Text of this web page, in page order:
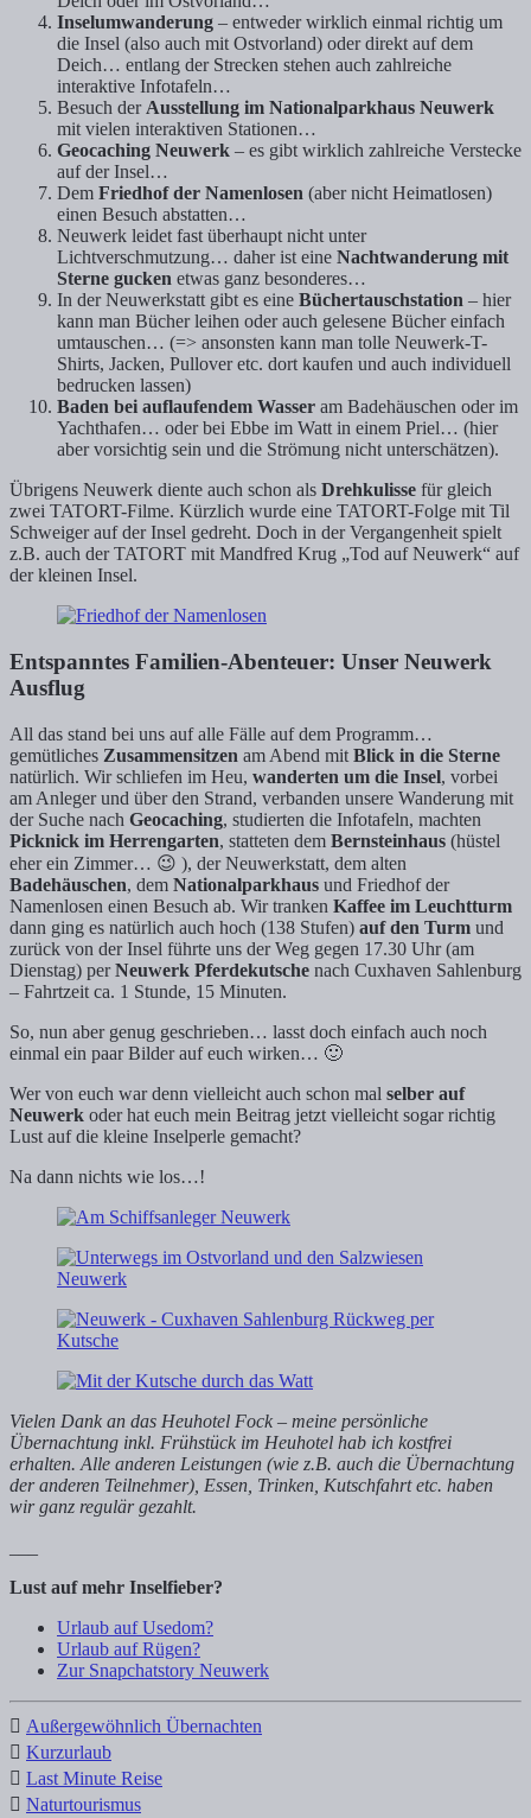
Inselumwanderung – entweder wirklich einmal richtig um
die Insel (also auch mit Ostvorland) oder direkt auf dem
Deich… entlang der Strecken stehen auch zahlreiche
interaktive Infotafeln…
Besuch der Ausstellung im Nationalparkhaus Neuwerk
mit vielen interaktiven Stationen…
Geocaching Neuwerk – es gibt wirklich zahlreiche Verstecke
auf der Insel…
Dem Friedhof der Namenlosen (aber nicht Heimatlosen)
einen Besuch abstatten…
Neuwerk leidet fast überhaupt nicht unter
Lichtverschmutzung… daher ist eine Nachtwanderung mit
Sterne gucken etwas ganz besonderes…
In der Neuwerkstatt gibt es eine Büchertauschstation – hier
kann man Bücher leihen oder auch gelesene Bücher einfach
umtauschen… (=> ansonsten kann man tolle Neuwerk-T-
Shirts, Jacken, Pullover etc. dort kaufen und auch individuell
bedrucken lassen)
Baden bei auflaufendem Wasser am Badehäuschen oder im
Yachthafen… oder bei Ebbe im Watt in einem Priel… (hier
aber vorsichtig sein und die Strömung nicht unterschätzen).
Übrigens Neuwerk diente auch schon als Drehkulisse für gleich
zwei TATORT-Filme. Kürzlich wurde eine TATORT-Folge mit Til
Schweiger auf der Insel gedreht. Doch in der Vergangenheit spielt
z.B. auch der TATORT mit Mandfred Krug „Tod auf Neuwerk“ auf
der kleinen Insel.
Entspanntes Familien-Abenteuer: Unser Neuwerk
Ausflug
All das stand bei uns auf alle Fälle auf dem Programm…
gemütliches Zusammensitzen am Abend mit Blick in die Sterne
natürlich. Wir schliefen im Heu, wanderten um die Insel, vorbei
am Anleger und über den Strand, verbanden unsere Wanderung mit
der Suche nach Geocaching, studierten die Infotafeln, machten
Picknick im Herrengarten, statteten dem Bernsteinhaus (hüstel
eher ein Zimmer… 😉 ), der Neuwerkstatt, dem alten
Badehäuschen, dem Nationalparkhaus und Friedhof der
Namenlosen einen Besuch ab. Wir tranken Kaffee im Leuchtturm
dann ging es natürlich auch hoch (138 Stufen) auf den Turm und
zurück von der Insel führte uns der Weg gegen 17.30 Uhr (am
Dienstag) perNeuwerk Pferdekutsche nach Cuxhaven Sahlenburg
– Fahrtzeit ca. 1 Stunde, 15 Minuten.
So, nun aber genug geschrieben… lasst doch einfach auch noch
einmal ein paar Bilder auf euch wirken… 🙂
Wer von euch war denn vielleicht auch schon mal selber auf
Neuwerk oder hat euch mein Beitrag jetzt vielleicht sogar richtig
Lust auf die kleine Inselperle gemacht?
Na dann nichts wie los…!
Vielen Dank an das Heuhotel Fock – meine persönliche
Übernachtung inkl. Frühstück im Heuhotel hab ich kostfrei
erhalten. Alle anderen Leistungen (wie z.B. auch die Übernachtung
der anderen Teilnehmer), Essen, Trinken, Kutschfahrt etc. haben
wir ganz regulär gezahlt.
Lust auf mehr Inselfieber?
Urlaub auf Usedom?
Urlaub auf Rügen?
Zur Snapchatstory Neuwerk
Außergewöhnlich Übernachten
Kurzurlaub
Last Minute Reise
Naturtourismus